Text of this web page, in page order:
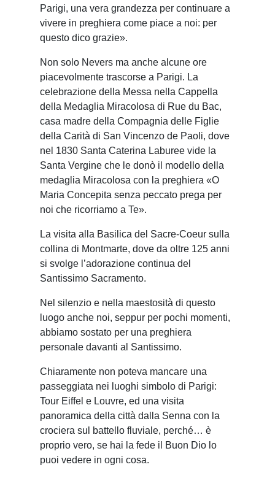
Parigi, una vera grandezza per continuare a
vivere in preghiera come piace a noi: per
questo dico grazie».
Non solo Nevers ma anche alcune ore
piacevolmente trascorse a Parigi. La
celebrazione della Messa nella Cappella
della Medaglia Miracolosa di Rue du Bac,
casa madre della Compagnia delle Figlie
della Carità di San Vincenzo de Paoli, dove
nel 1830 Santa Caterina Laburee vide la
Santa Vergine che le donò il modello della
medaglia Miracolosa con la preghiera «O
Maria Concepita senza peccato prega per
noi che ricorriamo a Te».
La visita alla Basilica del Sacre-Coeur sulla
collina di Montmarte, dove da oltre 125 anni
si svolge l’adorazione continua del
Santissimo Sacramento.
Nel silenzio e nella maestosità di questo
luogo anche noi, seppur per pochi momenti,
abbiamo sostato per una preghiera
personale davanti al Santissimo.
Chiaramente non poteva mancare una
passeggiata nei luoghi simbolo di Parigi:
Tour Eiffel e Louvre, ed una visita
panoramica della città dalla Senna con la
crociera sul battello fluviale, perché… è
proprio vero, se hai la fede il Buon Dio lo
puoi vedere in ogni cosa.